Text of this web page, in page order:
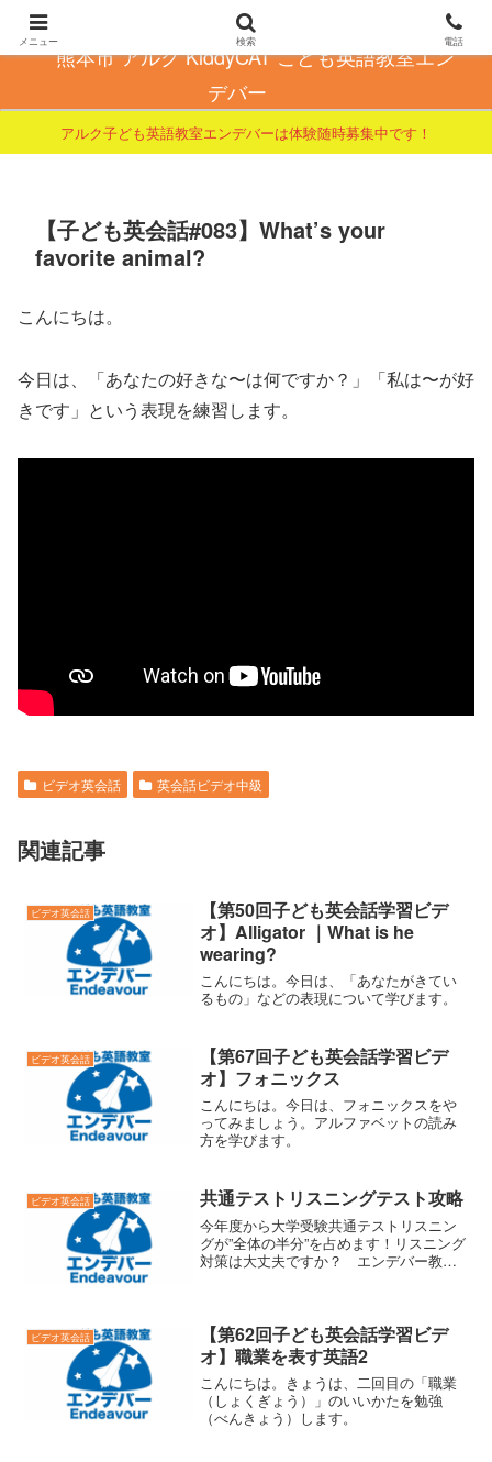
こども英会話で自信とやる気を育てる
熊本市 アルク KiddyCAT こども英語教室エン
デバー
アルク子ども英語教室エンデバーは体験随時募集中です！
【子ども英会話#083】What’s your
favorite animal?
こんにちは。
今日は、「あなたの好きな〜は何ですか？」「私は〜が好
きです」という表現を練習します。
ビデオ英会話 英会話ビデオ中級
関連記事
ビデオ英会話
【第50回子ども英会話学習ビデ
オ】Alligator ｜What is he
wearing?
こんにちは。今日は、「あなたがきてい
るもの」などの表現について学びます。
ビデオ英会話
【第67回子ども英会話学習ビデ
オ】フォニックス
こんにちは。今日は、フォニックスをや
ってみましょう。アルファベットの読み
方を学びます。
ビデオ英会話 共通テストリスニングテスト攻略
今年度から大学受験共通テストリスニン
グが”全体の半分”を占めます！リスニング
対策は大丈夫ですか？ エンデバー教室
ニングスコアが伸びない...
ビデオ英会話
【第62回子ども英会話学習ビデ
オ】職業を表す英語2
こんにちは。きょうは、二回目の「職業
（しょくぎょう）」のいいかたを勉強
（べんきょう）します。
メニュー 検索 電話